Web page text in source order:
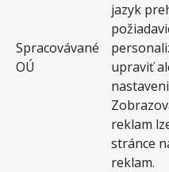
Spracovávané
OÚ
jazyk
upraviť
reklam
stránce
reklam.